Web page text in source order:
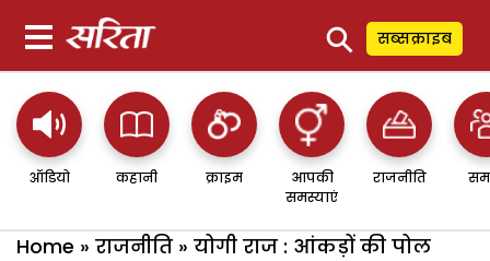
⚲ सब्सक्राइब
ऑडियो कहानी क्राइम
आपकी
समस्याएं
राजनीति
Home » राजनीति » योगी राज : आंकड़ों की पोल